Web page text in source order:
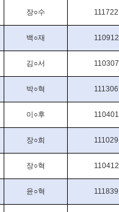
장○수 111722
백○재 110912
김 ○서 110307
박○혁 111306
이 ○후 110401
장○희 111029
장○혁 110412
윤○혁 111839